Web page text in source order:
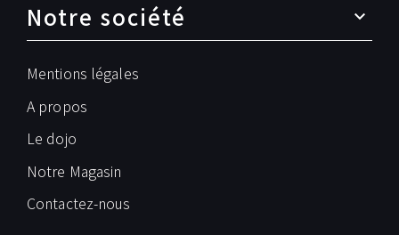
Notre société
Mentions légales
A propos
Le dojo
Notre Magasin
Contactez-nous